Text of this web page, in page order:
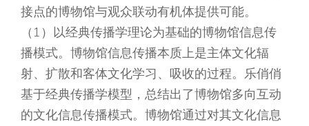
接点的博物馆与观众联动有机体提供可能。
（1）以经典传播学理论为基础的博物馆信息传
播模式。博物馆信息传播本质上是主体文化辐
射、扩散和客体文化学习、吸收的过程。乐俏俏
基于经典传播学模型，总结出了博物馆多向互动
的文化信息传播模式。博物馆通过对其文化信息